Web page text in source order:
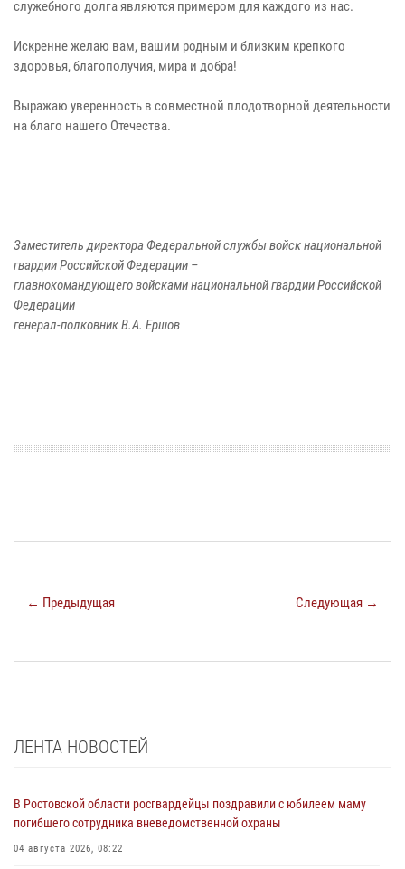
служебного долга являются примером для каждого из нас.
Искренне желаю вам, вашим родным и близким крепкого
здоровья, благополучия, мира и добра!
Выражаю уверенность в совместной плодотворной деятельности
на благо нашего Отечества.
Заместитель директора Федеральной службы войск национальной
гвардии Российской Федерации –
главнокомандующего войсками национальной гвардии Российской
Федерации
генерал-полковник В.А. Ершов
← Предыдущая Следующая →
ЛЕНТА НОВОСТЕЙ
В Ростовской области росгвардейцы поздравили с юбилеем маму
погибшего сотрудника вневедомственной охраны
04 августа 2026, 08:22